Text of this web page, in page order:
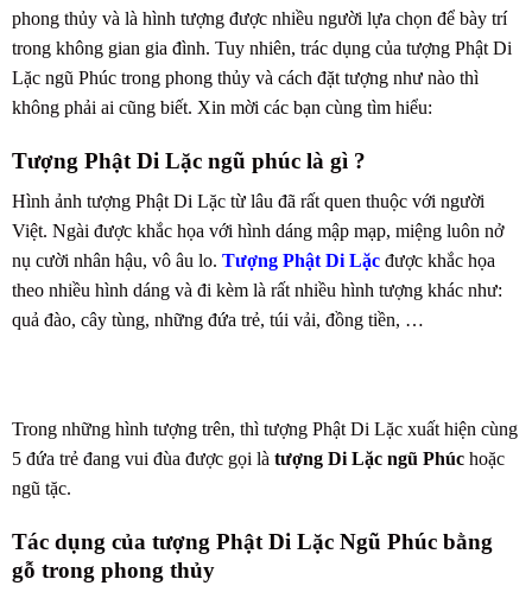
phong thủy và là hình tượng được nhiều người lựa chọn để bày trí
trong không gian gia đình. Tuy nhiên, trác dụng của tượng Phật Di
Lặc ngũ Phúc trong phong thủy và cách đặt tượng như nào thì
không phải ai cũng biết. Xin mời các bạn cùng tìm hiểu:
Tượng Phật Di Lặc ngũ phúc là gì ?
Hình ảnh tượng Phật Di Lặc từ lâu đã rất quen thuộc với người
Việt. Ngài được khắc họa với hình dáng mập mạp, miệng luôn nở
nụ cười nhân hậu, vô âu lo. Tượng Phật Di Lặc được khắc họa
theo nhiều hình dáng và đi kèm là rất nhiều hình tượng khác như:
quả đào, cây tùng, những đứa trẻ, túi vải, đồng tiền, …
Trong những hình tượng trên, thì tượng Phật Di Lặc xuất hiện cùng
5 đứa trẻ đang vui đùa được gọi là tượng Di Lặc ngũ Phúc hoặc
ngũ tặc.
Tác dụng của tượng Phật Di Lặc Ngũ Phúc bằng
gỗ trong phong thủy